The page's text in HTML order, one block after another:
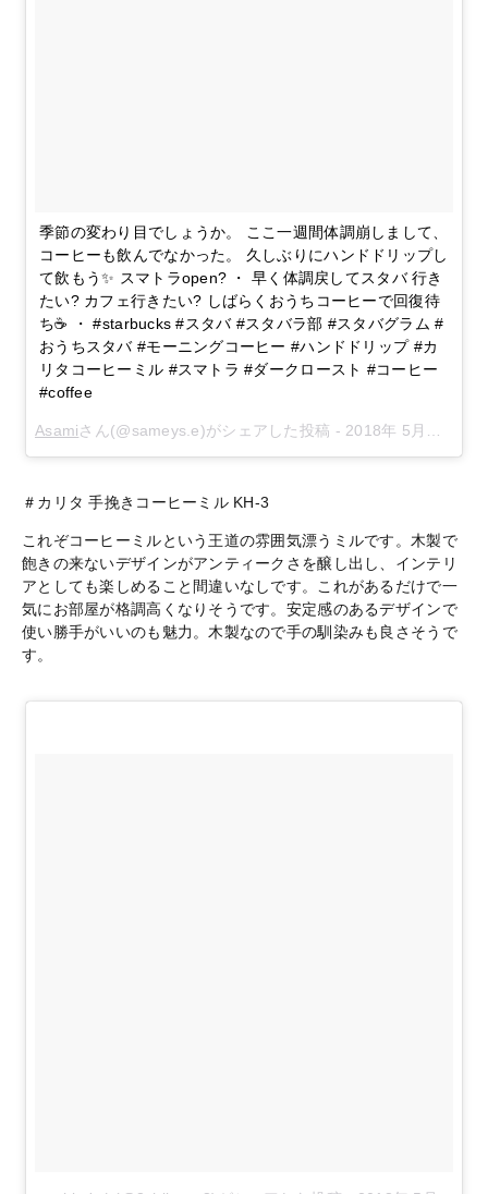
季節の変わり目でしょうか。 ここ一週間体調崩しまして、
コーヒーも飲んでなかった。 久しぶりにハンドドリップし
て飲もう✨ スマトラopen? ・ 早く体調戻してスタバ 行き
たい? カフェ行きたい? しばらくおうちコーヒーで回復待
ち☕ ・ #starbucks #スタバ #スタバラ部 #スタバグラム #
おうちスタバ #モーニングコーヒー #ハンドドリップ #カ
リタコーヒーミル #スマトラ #ダークロースト #コーヒー
#coffee
Asamiさん(@sameys.e)がシェアした投稿 - 2018年 5月月21日午後1時31分PDT
＃カリタ 手挽きコーヒーミルKH-3
これぞコーヒーミルという王道の雰囲気漂うミルです。木製で
飽きの来ないデザインがアンティークさを醸し出し、インテリ
アとしても楽しめること間違いなしです。これがあるだけで一
気にお部屋が格調高くなりそうです。安定感のあるデザインで
使い勝手がいいのも魅力。木製なので手の馴染みも良さそうで
す。